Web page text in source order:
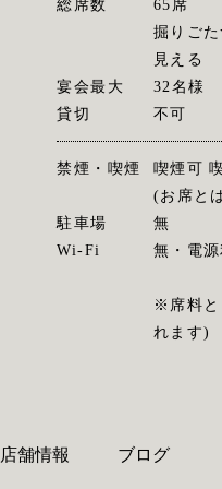
総席数
65席
掘りご
見える
宴会最大
32名様
貸切
不可
禁煙・喫煙
喫煙可
(お席と
駐車場
無
Wi-Fi
無・電
※席料と
れます)
店舗情報 ブログ